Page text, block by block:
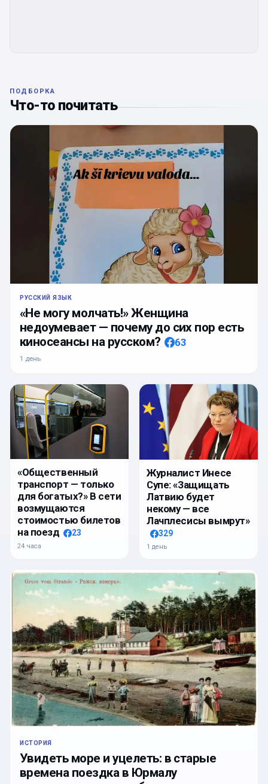
ПОДБОРКА
Что-то почитать
РУССКИЙ ЯЗЫК
«Не могу молчать!» Женщина
недоумевает — почему до сих пор есть
киносеансы на русском?
63
1 день
«Общественный
транспорт — только
для богатых?» В сети
возмущаются
стоимостью билетов
на поезд
23
24 часа
Журналист Инесе
Супе: «Защищать
Латвию будет
некому — все
Лачплесисы вымрут»
329
1 день
ИСТОРИЯ
Увидеть море и уцелеть: в старые
времена поездка в Юрмалу